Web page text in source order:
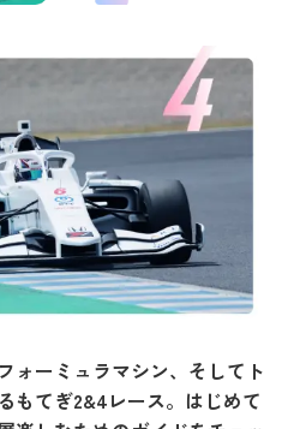
ォーミュラマシン、そしてト
もてぎ2&4レース。はじめて